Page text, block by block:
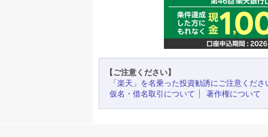
【ご注意ください】
「楽天」を名乗った投資勧誘にご注意くださ
仮名・借名取引について
著作権について